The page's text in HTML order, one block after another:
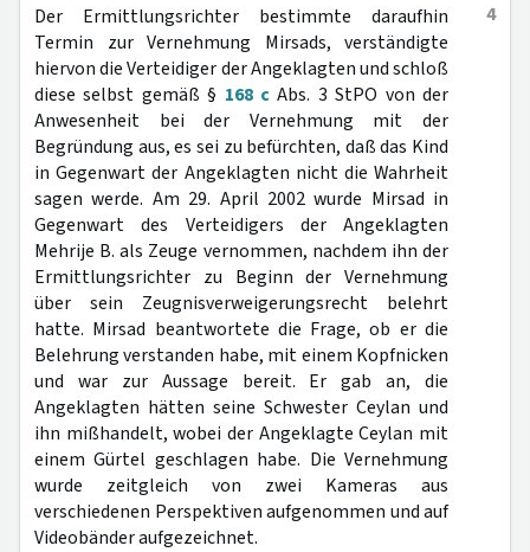
4
Der Ermittlungsrichter bestimmte daraufhin
Termin zur Vernehmung Mirsads, verständigte
hiervon die Verteidiger der Angeklagten und schloß
diese selbst gemäß § 168 c Abs. 3 StPO von der
Anwesenheit bei der Vernehmung mit der
Begründung aus, es sei zu befürchten, daß das Kind
in Gegenwart der Angeklagten nicht die Wahrheit
sagen werde. Am 29. April 2002 wurde Mirsad in
Gegenwart des Verteidigers der Angeklagten
Mehrije B. als Zeuge vernommen, nachdem ihn der
Ermittlungsrichter zu Beginn der Vernehmung
über sein Zeugnisverweigerungsrecht belehrt
hatte. Mirsad beantwortete die Frage, ob er die
Belehrung verstanden habe, mit einem Kopfnicken
und war zur Aussage bereit. Er gab an, die
Angeklagten hätten seine Schwester Ceylan und
ihn mißhandelt, wobei der Angeklagte Ceylan mit
einem Gürtel geschlagen habe. Die Vernehmung
wurde zeitgleich von zwei Kameras aus
verschiedenen Perspektiven aufgenommen und auf
Videobänder aufgezeichnet.